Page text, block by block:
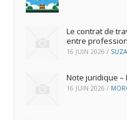
Le contrat de
entre
16 JUIN 2026 /
Note juridique –
16 JUIN 2026 /